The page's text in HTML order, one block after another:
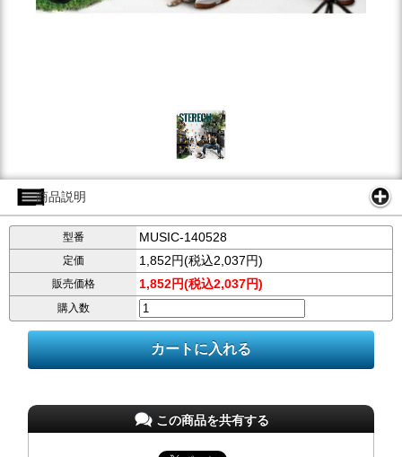
商品説明
型番 MUSIC-140528
定価 1,852円(税込2,037円)
販売価格 1,852円(税込2,037円)
購入数
この商品を共有する